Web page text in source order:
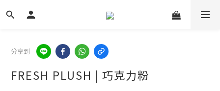
分享到
FRESH PLUSH | 巧克力粉